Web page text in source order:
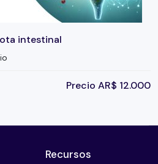
intestinal
Precio AR$ 12.000
Recursos